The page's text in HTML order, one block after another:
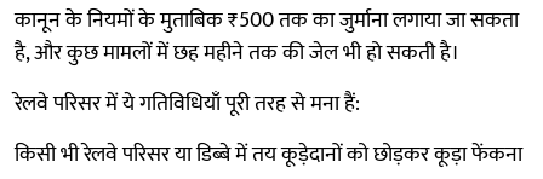
कानून के नियमों के मुताबिक ₹500 तक का जुर्माना लगाया जा सकता
है, और कुछ मामलों में छह महीने तक की जेल भी हो सकती है।
रेलवे परिसर में ये गतिविधियाँ पूरी तरह से मना हैं:
किसी भी रेलवे परिसर या डिब्बे में तय कूड़ेदानों को छोड़कर कूड़ा फेंकना